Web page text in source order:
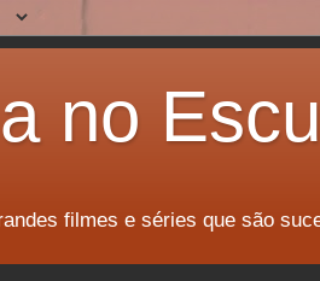
no
filmes e séries que são